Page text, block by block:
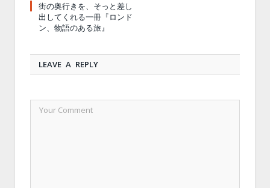
街の奥行きを、そっと差し
出してくれる一冊『ロンド
ン、物語のある旅』
LEAVE A REPLY